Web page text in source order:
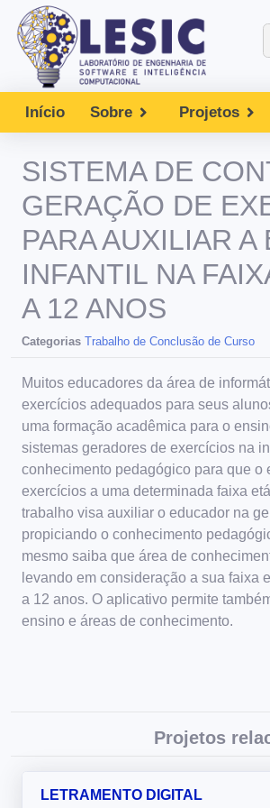
Início Sobre Projetos
SISTEMA DE
GERAÇÃO DE
PARA AUXILIAR A
INFANTIL NA
A 12 ANOS
Categorias Trabalho de Conclusão de Curso
Muitos educadores da área de
exercícios adequados para seus
uma formação acadêmica para o
sistemas geradores de exercícios na
conhecimento pedagógico para que o
exercícios a uma determinada faixa
trabalho visa auxiliar o educador na
propiciando o conhecimento
mesmo saiba que área de
levando em consideração a sua faixa
a 12 anos. O aplicativo permite
ensino e áreas de conhecimento.
Projetos
LETRAMENTO DIGITAL